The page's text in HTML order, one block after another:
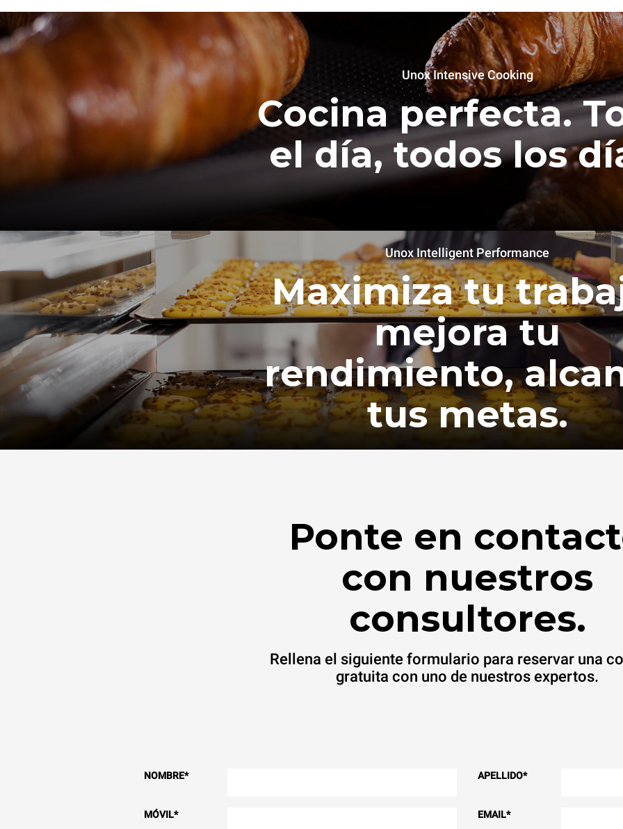
Unox Intensive Cooking
Cocina perfecta.
el día, todos los
Unox Intelligent Performance
Maximiza tu
mejora tu
rendimiento,
tus metas.
Ponte en
con nuestros
consultores.
Rellena el siguiente formulario para reservar una
gratuita con uno de nuestros expertos.
NOMBRE* APELLIDO*
MÓVIL* EMAIL*